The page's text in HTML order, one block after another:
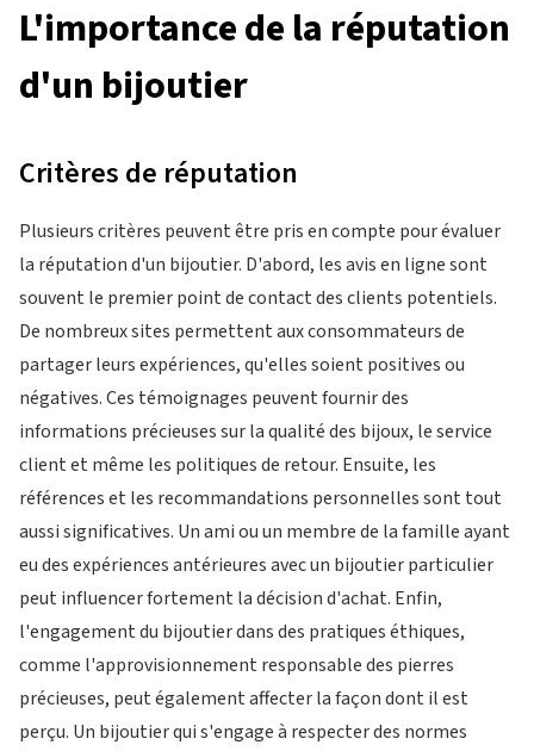
L'importance de la réputation
d'un bijoutier
Critères de réputation
Plusieurs critères peuvent être pris en compte pour évaluer
la réputation d'un bijoutier. D'abord, les avis en ligne sont
souvent le premier point de contact des clients potentiels.
De nombreux sites permettent aux consommateurs de
partager leurs expériences, qu'elles soient positives ou
négatives. Ces témoignages peuvent fournir des
informations précieuses sur la qualité des bijoux, le service
client et même les politiques de retour. Ensuite, les
références et les recommandations personnelles sont tout
aussi significatives. Un ami ou un membre de la famille ayant
eu des expériences antérieures avec un bijoutier particulier
peut influencer fortement la décision d'achat. Enfin,
l'engagement du bijoutier dans des pratiques éthiques,
comme l'approvisionnement responsable des pierres
précieuses, peut également affecter la façon dont il est
perçu. Un bijoutier qui s'engage à respecter des normes